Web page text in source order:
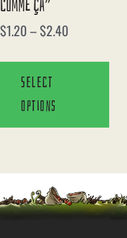
Comme Ça”
$1.20 –$2.40
Select
options